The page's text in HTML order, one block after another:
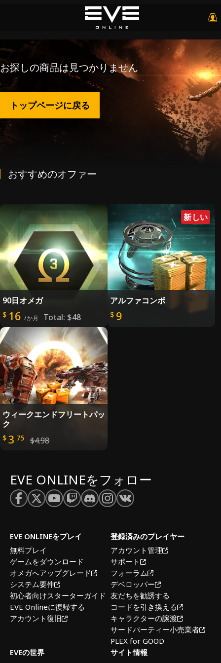
お探しの商品は見つかりません
トップページに戻る
おすすめのオファー
90日オメガ
$ 16 /か月 Total: $48
新しい
アルファコンボ
$ 9
ウィークエンドフリートパッ
ク
$ 3 75 $4.98
EVE ONLINEをフォロー
EVE ONLINEをプレイ
無料プレイ
ゲームをダウンロード
オメガへアップグレード
システム要件
初心者向けスターターガイド
EVE Onlineに復帰する
アカウント復旧
登録済みのプレイヤー
アカウント管理
サポート
フォーラム
デベロッパー
友だちを勧誘する
コードを引き換える
キャラクターの譲渡
サードパーティー小売業者
PLEX for GOOD
EVEの世界
サイト情報